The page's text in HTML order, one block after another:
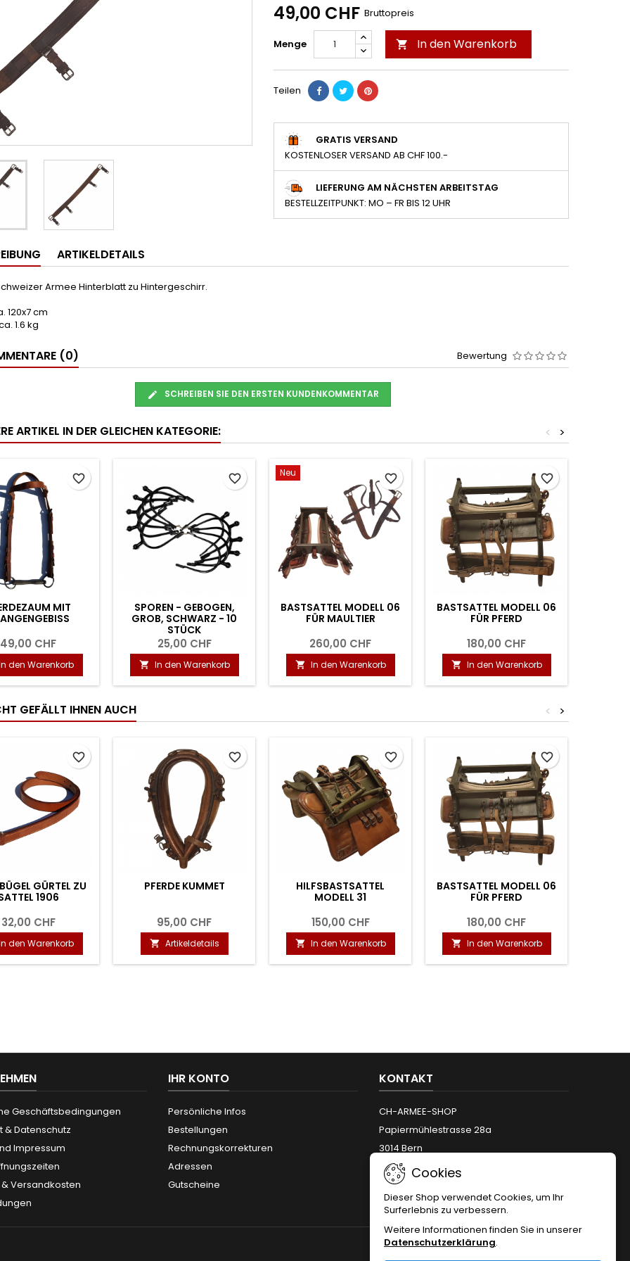
49,00 CHF Bruttopreis
Menge  In den Warenkorb
Teilen
GRATIS VERSAND
KOSTENLOSER VERSAND AB CHF 100.-
LIEFERUNG AM NÄCHSTEN ARBEITSTAG
BESTELLZEITPUNKT: MO – FR BIS 12 UHR
ARTIKELDETAILS
Armee Hinterblatt zu Hintergeschirr.
120x7 cm
1.6 kg
(0) Bewertung
SCHREIBEN SIE DEN ERSTEN KUNDENKOMMENTAR
ARTIKEL IN DER GLEICHEN KATEGORIE: >
<
MIT
49,00 CHF
den Warenkorb
favorite_border
SPOREN - GEBOGEN,
GROB, SCHWARZ - 10
STÜCK
25,00 CHF
 In den Warenkorb
favorite_border Neu
BASTSATTEL MODELL 06
FÜR MAULTIER
260,00 CHF
 In den Warenkorb
favorite_border
BASTSATTEL MODELL 06
FÜR PFERD
180,00 CHF
 In den Warenkorb
favorite_border
GEFÄLLT IHNEN AUCH >
<
GÜRTEL ZU
1906
32,00 CHF
den Warenkorb
favorite_border
PFERDE KUMMET
95,00 CHF
 Artikeldetails
favorite_border
HILFSBASTSATTEL
MODELL 31
150,00 CHF
 In den Warenkorb
favorite_border
BASTSATTEL MODELL 06
FÜR PFERD
180,00 CHF
 In den Warenkorb
favorite_border
Geschäftsbedingungen
& Datenschutz
Impressum
Versandkosten
IHR KONTO
Persönliche Infos
Bestellungen
Rechnungskorrekturen
Adressen
Gutscheine
KONTAKT
CH-ARMEE-SHOP
Papiermühlestrasse 28a
3014 Bern
Telefon:+41 (0)31 312 12 66
Email:
Cookies
Dieser Shop verwendet Cookies, um Ihr
Surferlebnis zu verbessern.
Weitere Informationen finden Sie in unserer
Datenschutzerklärung.